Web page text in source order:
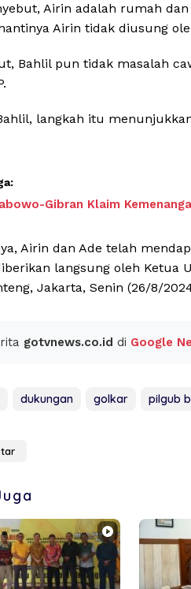
Airin adalah rumah
Airin tidak diusung
Bahlil pun tidak masalah
langkah itu
Gibran Klaim
Airin dan Ade telah
langsung oleh Ketua
Jakarta, Senin (26/8/
gotvnews.co.id di Google
dukungan golkar pilgub